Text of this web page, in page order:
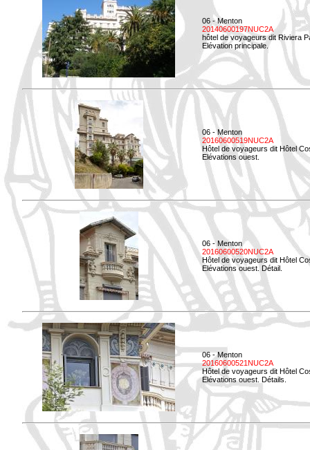
06 - Menton
20140600197NUC2A
hôtel de voyageurs dit Riviera
Elévation principale.
06 - Menton
20160600519NUC2A
Hôtel de voyageurs dit Hôtel
Elévations ouest.
06 - Menton
20160600520NUC2A
Hôtel de voyageurs dit Hôtel
Elévations ouest. Détail.
06 - Menton
20160600521NUC2A
Hôtel de voyageurs dit Hôtel
Elévations ouest. Détails.